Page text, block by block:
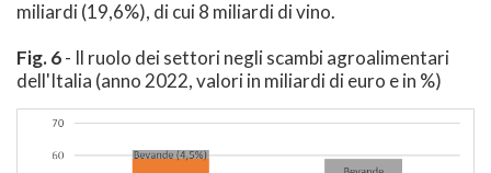
miliardi (19,6%), di cui 8 miliardi di vino.
Fig. 6- Il ruolo dei settori negli scambi agroalimentari
dell'Italia (anno 2022, valori in miliardi di euro e in %)